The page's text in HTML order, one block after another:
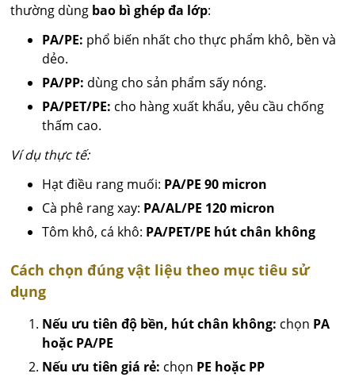
thường dùng bao bì ghép đa lớp:
PA/PE: phổ biến nhất cho thực phẩm khô, bền và
dẻo.
PA/PP: dùng cho sản phẩm sấy nóng.
PA/PET/PE: cho hàng xuất khẩu, yêu cầu chống
thấm cao.
Ví dụ thực tế:
Hạt điều rang muối: PA/PE 90 micron
Cà phê rang xay: PA/AL/PE 120 micron
Tôm khô, cá khô: PA/PET/PE hút chân không
Cách chọn đúng vật liệu theo mục tiêu sử
dụng
Nếu ưu tiên độ bền, hút chân không: chọn PA
hoặc PA/PE
Nếu ưu tiên giá rẻ: chọn PE hoặc PP